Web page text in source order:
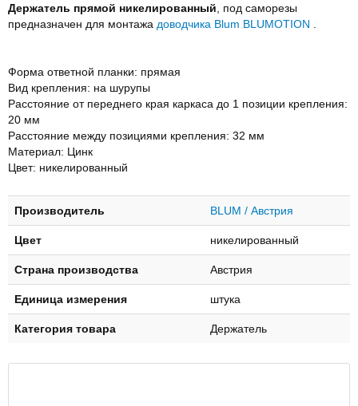
Держатель прямой никелированный , под саморезы
предназначен для монтажа доводчика Blum BLUMOTION
Форма ответной планки: прямая
Вид крепления: на шурупы
Расстояние от переднего края каркаса до 1 позиции крепления:
20 мм
Расстояние между позициями крепления: 32 мм
Maтeриaл: Цинк
Цвет: никелированный
Производитель BLUM / Австрия
Цвет никелированный
Страна производства Австрия
Единица измерения штука
Категория товара Держатель